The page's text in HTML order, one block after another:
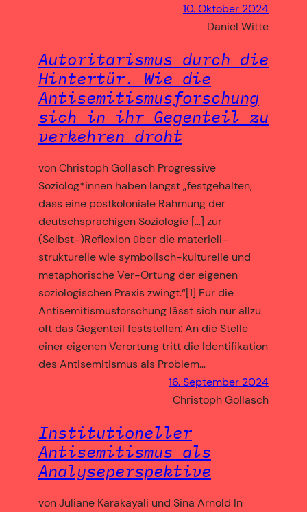
10. Oktober 2024
Daniel Witte
Autoritarismus durch die
Hintertür. Wie die
Antisemitismusforschung
sich in ihr Gegenteil zu
verkehren droht
von Christoph Gollasch Progressive
Soziolog*innen haben längst „festgehalten,
dass eine postkoloniale Rahmung der
deutschsprachigen Soziologie […] zur
(Selbst-)Reflexion über die materiell-
strukturelle wie symbolisch-kulturelle und
metaphorische Ver-Ortung der eigenen
soziologischen Praxis zwingt.“[1] Für die
Antisemitismusforschung lässt sich nur allzu
oft das Gegenteil feststellen: An die Stelle
einer eigenen Verortung tritt die Identifikation
des Antisemitismus als Problem…
16. September 2024
Christoph Gollasch
Institutioneller
Antisemitismus als
Analyseperspektive
von Juliane Karakayali und Sina Arnold In